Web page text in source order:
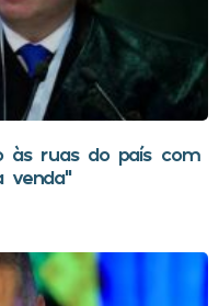
às ruas do país com